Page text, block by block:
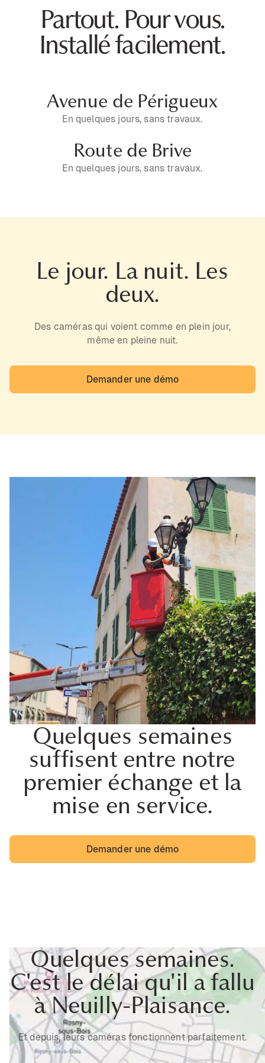
Partout. Pour vous.
Installé facilement.
Avenue de Périgueux
En quelques jours, sans travaux.
Route de Brive
En quelques jours, sans travaux.
Le jour. La nuit. Les
deux.
Des caméras qui voient comme en plein jour,
même en pleine nuit.
Demander une démo
Quelques semaines
suffisent entre notre
premier échange et la
mise en service.
Demander une démo
Quelques semaines.
C'est le délai qu'il a fallu
à Neuilly-Plaisance.
Et depuis, leurs caméras fonctionnent parfaitement.